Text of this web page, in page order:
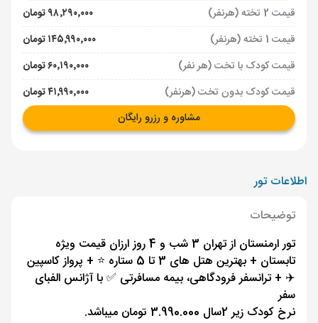
قیمت 2 تخته (هرنفر)
۹۸٬۲۹۰٬۰۰۰ تومان
قیمت 1 تخته (هرنفر)
۱۴۵٬۹۹۰٬۰۰۰ تومان
قیمت کودک با تخت (هر نفر)
۶۰٬۱۹۰٬۰۰۰ تومان
قیمت کودک بدون تخت (هرنفر)
۴۱٬۹۹۰٬۰۰۰ تومان
مشاوره و رزرو رایگان
اطلاعات تور
توضیحات
تور ارمنستان از تهران 3 شب و 4 روز ارزان قیمت ویژه
تابستان + بهترین هتل های 3 تا 5 ستاره ⭐️ + پرواز کاسپین
✈️ + ترانسفر فرودگاهی، بیمه مسافرتی ✅ با آژانس الفبای
سفر
نرخ کودک زیر 2سال 3.990.000 تومان میباشد.